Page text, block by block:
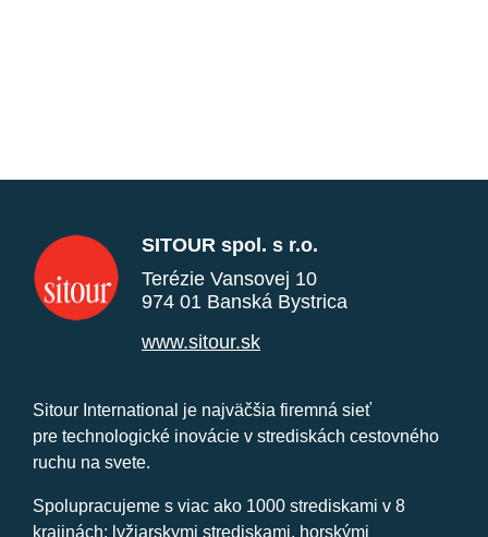
SITOUR spol. s r.o.
Terézie Vansovej 10
974 01 Banská Bystrica
www.sitour.sk
Sitour International je najväčšia firemná sieť
pre technologické inovácie v strediskách cestovného
ruchu na svete.
Spolupracujeme s viac ako 1000 strediskami v 8
krajinách: lyžiarskymi strediskami, horskými